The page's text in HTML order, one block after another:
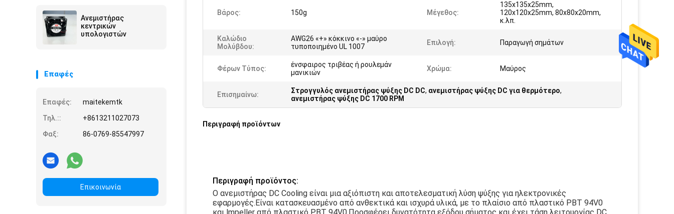
Ανεμιστήρας
κεντρικών
υπολογιστών
Επαφές
Επαφές:
maitekemtk
Τηλ.::
+8613211027073
Φαξ:
86-0769-85547997
Επικοινωνία
Βάρος: 150g Μέγεθος:
135x135x25mm,
120x120x25mm, 80x80x20mm,
κ.λπ.
Καλώδιο
Μολύβδου:
AWG26 «+» κόκκινο «-» μαύρο
τυποποιημένο UL 1007
Επιλογή: Παραγωγή σημάτων
Φέρων Τύπος:
ένσφαιρος τριβέας ή ρουλεμάν
μανικιών
Χρώμα: Μαύρος
Επισημαίνω: Στρογγυλός ανεμιστήρας ψύξης DC DC, ανεμιστήρας ψύξης DC για θερμότερο,
ανεμιστήρας ψύξης DC 1700 RPM
Περιγραφή προϊόντων
Περιγραφή προϊόντος:
Ο ανεμιστήρας DC Cooling είναι μια αξιόπιστη και αποτελεσματική λύση ψύξης για ηλεκτρονικές
εφαρμογές.Είναι κατασκευασμένο από ανθεκτικά και ισχυρά υλικά, με το πλαίσιο από πλαστικό PBT 94V0